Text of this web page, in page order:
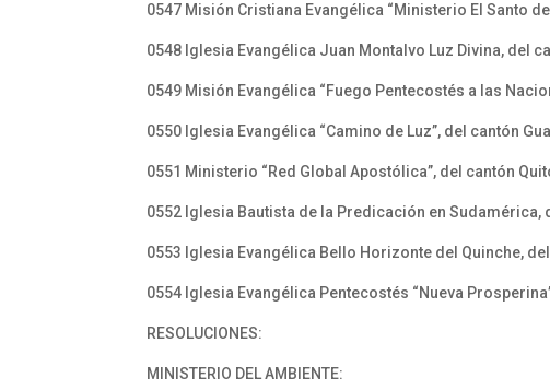
0547 Misión Cristiana Evangélica “Ministerio El Santo
0548 Iglesia Evangélica Juan Montalvo Luz Divina, del
0549 Misión Evangélica “Fuego Pentecostés a las
0550 Iglesia Evangélica “Camino de Luz”, del cantón
0551 Ministerio “Red Global Apostólica”, del cantón
0552 Iglesia Bautista de la Predicación en Sudamérica,
0553 Iglesia Evangélica Bello Horizonte del Quinche,
0554 Iglesia Evangélica Pentecostés “Nueva
RESOLUCIONES:
MINISTERIO DEL AMBIENTE: